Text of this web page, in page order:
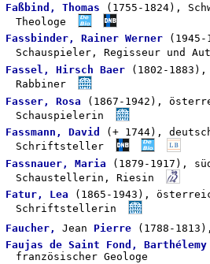
Faßbind, Thomas (1755-1824),
Theologe
Fassbinder, Rainer Werner (1945-
Schauspieler, Regisseur und
Fassel, Hirsch Baer (1802-
Rabbiner
Fasser, Rosa (1867-1942),
Schauspielerin
Fassmann, David
(+ 1744),
Schriftsteller
Fassnauer, Maria (1879-1917),
Schaustellerin, Riesin
Fatur, Lea (1865-1943),
Schriftstellerin
Faucher,
Jean Pierre (1788-
Faujas de Saint Fond, Barthélemy
französischer Geologe